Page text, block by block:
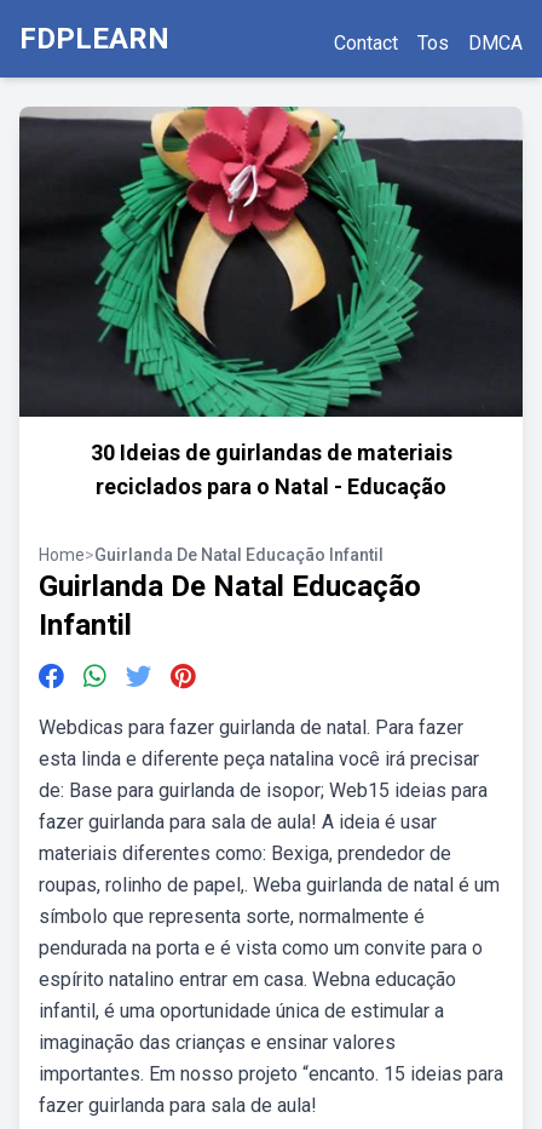
FDPLEARN Contact Tos DMCA
30 Ideias de guirlandas de materiais
reciclados para o Natal - Educação
Home>Guirlanda De Natal Educação Infantil
Guirlanda De Natal Educação
Infantil
Webdicas para fazer guirlanda de natal. Para fazer
esta linda e diferente peça natalina você irá precisar
de: Base para guirlanda de isopor; Web15 ideias para
fazer guirlanda para sala de aula! A ideia é usar
materiais diferentes como: Bexiga, prendedor de
roupas, rolinho de papel,. Weba guirlanda de natal é um
símbolo que representa sorte, normalmente é
pendurada na porta e é vista como um convite para o
espírito natalino entrar em casa. Webna educação
infantil, é uma oportunidade única de estimular a
imaginação das crianças e ensinar valores
importantes. Em nosso projeto “encanto. 15 ideias para
fazer guirlanda para sala de aula!